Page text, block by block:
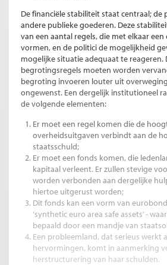
De financiële stabiliteit staat centraal; de
andere publieke goederen. Deze
van een aantal regels, die met elkaar
vormen, en de politici de mogelijkheid
mogelijke situatie adequaat te reageren.
begrotingsregels moeten worden
begroting invoeren louter uit
ongewenst. Een dergelijk institutioneel
de volgende elementen:
Er moet een regel komen die de
overheidsuitgaven verbindt aan de
staatsschuld;
Er moet een fonds komen, die
kapitaal verleent. Er zullen stevige
worden verbonden aan dergelijke
hiertoe uitgerust worden;
Dit fonds kan een vorm van
‘synthetic euro area safe assets’ -
bepaald door een mandje van
Een probleemland, dat serieus werkt
hervormingen, komt in aanmerking
herstructurering van haar schulden.